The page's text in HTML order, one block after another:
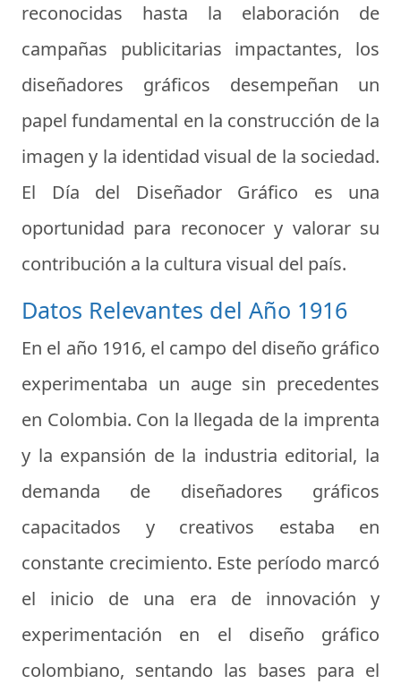
reconocidas hasta la elaboración de
campañas publicitarias impactantes, los
diseñadores gráficos desempeñan un
papel fundamental en la construcción de la
imagen y la identidad visual de la sociedad.
El Día del Diseñador Gráfico es una
oportunidad para reconocer y valorar su
contribución a la cultura visual del país.
Datos Relevantes del Año 1916
En el año 1916, el campo del diseño gráfico
experimentaba un auge sin precedentes
en Colombia. Con la llegada de la imprenta
y la expansión de la industria editorial, la
demanda de diseñadores gráficos
capacitados y creativos estaba en
constante crecimiento. Este período marcó
el inicio de una era de innovación y
experimentación en el diseño gráfico
colombiano, sentando las bases para el